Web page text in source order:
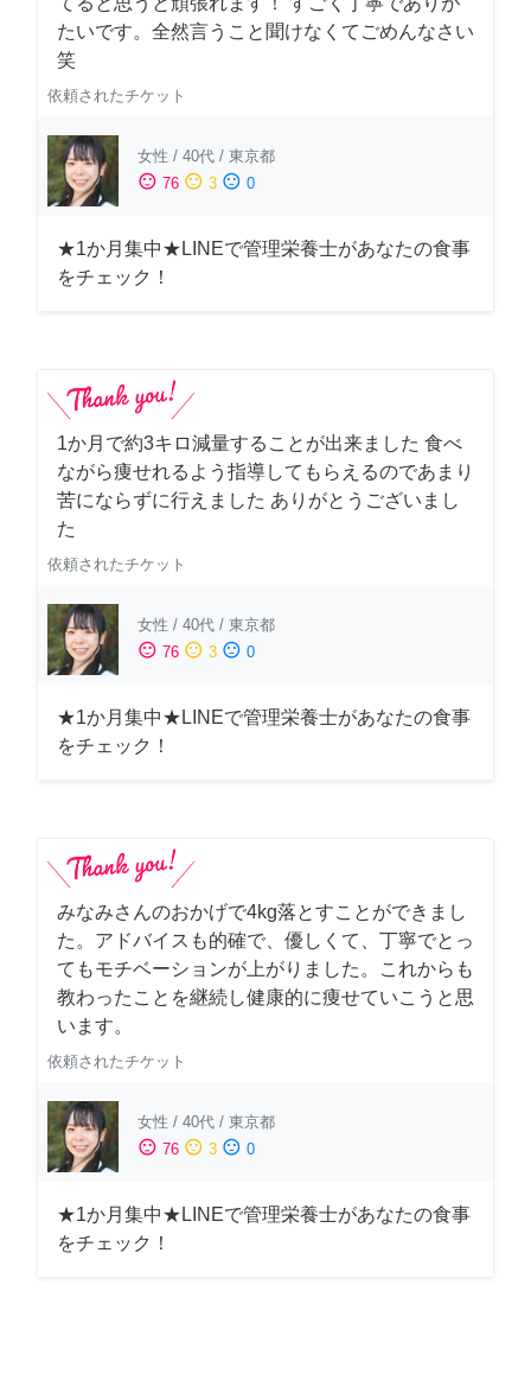
たいです。全然言うこと聞けなくてごめんなさい
笑
依頼されたチケット
女性 / 40代 / 東京都
sentiment_satisfied 76 sentiment_neutral 3 sentiment_dissatisfied 0
★1か月集中★LINEで管理栄養士があなたの食事
をチェック！
1か月で約3キロ減量することが出来ました 食べ
ながら痩せれるよう指導してもらえるのであまり
苦にならずに行えました ありがとうございまし
た
依頼されたチケット
女性 / 40代 / 東京都
sentiment_satisfied 76 sentiment_neutral 3 sentiment_dissatisfied 0
★1か月集中★LINEで管理栄養士があなたの食事
をチェック！
みなみさんのおかげで4kg落とすことができまし
た。アドバイスも的確で、優しくて、丁寧でとっ
てもモチベーションが上がりました。これからも
教わったことを継続し健康的に痩せていこうと思
います。
依頼されたチケット
女性 / 40代 / 東京都
sentiment_satisfied 76 sentiment_neutral 3 sentiment_dissatisfied 0
★1か月集中★LINEで管理栄養士があなたの食事
をチェック！